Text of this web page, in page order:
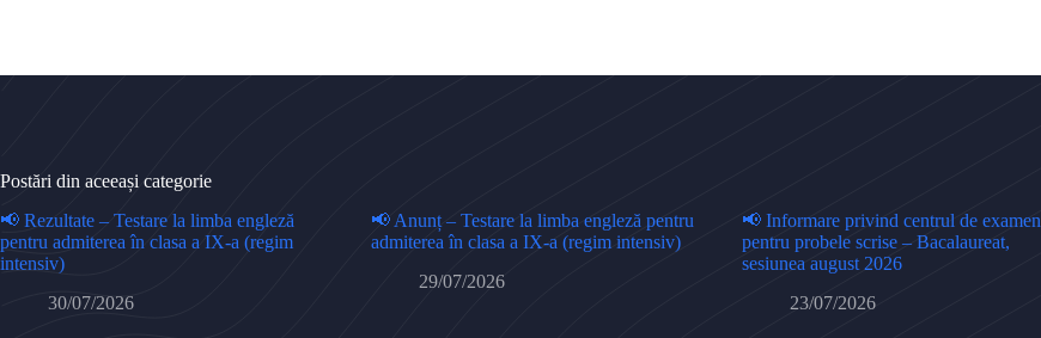
Postări din aceeași categorie
📢 Rezultate – Testare la limba engleză
pentru admiterea în clasa a IX-a (regim
intensiv)
30/07/2026
📢 Anunț – Testare la limba engleză pentru
admiterea în clasa a IX-a (regim intensiv)
29/07/2026
📢 Informare privind centrul de examen
pentru probele scrise – Bacalaureat,
sesiunea august 2026
23/07/2026